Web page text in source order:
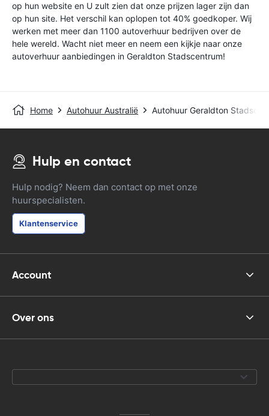
op hun website en U zult zien dat onze prijzen lager zijn dan
op hun site. Het verschil kan oplopen tot 40% goedkoper. Wij
werken met meer dan 1100 autoverhuur bedrijven over de
hele wereld. Wacht niet meer en neem een kijkje naar onze
autoverhuur aanbiedingen in Geraldton Stadscentrum!
Home Autohuur Australië Autohuur Geraldton
Hulp en contact
Hulp nodig? Neem dan contact op met onze
huurspecialisten.
Klantenservice
Account
Over ons